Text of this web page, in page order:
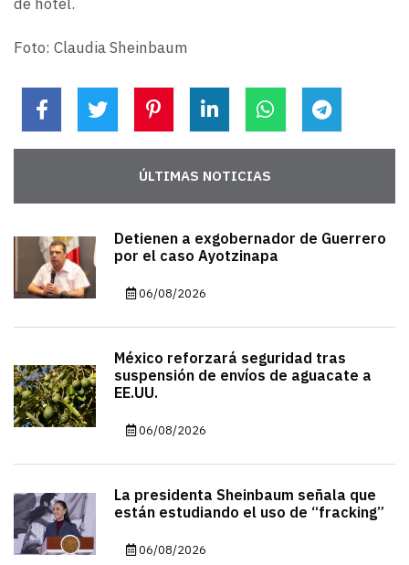
Foto: Claudia Sheinbaum
ÚLTIMAS NOTICIAS
Detienen a exgobernador de Guerrero
por el caso Ayotzinapa
06/08/2026
México reforzará seguridad tras
suspensión de envíos de aguacate a
EE.UU.
06/08/2026
La presidenta Sheinbaum señala que
están estudiando el uso de “fracking”
06/08/2026